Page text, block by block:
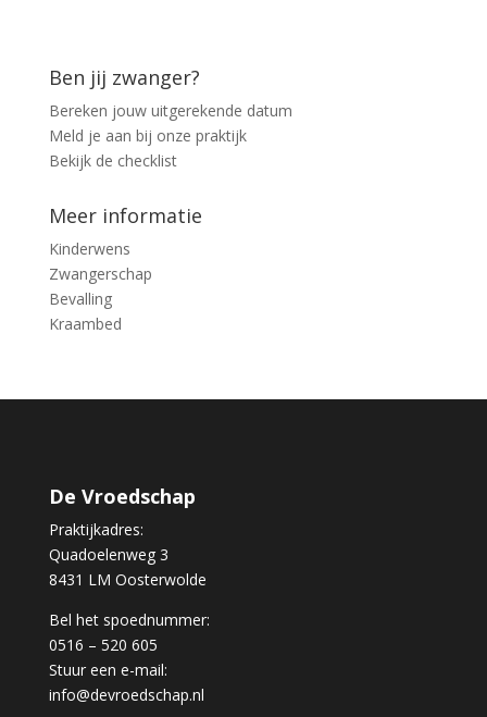
Ben jij zwanger?
Bereken jouw uitgerekende datum
Meld je aan bij onze praktijk
Bekijk de checklist
Meer informatie
Kinderwens
Zwangerschap
Bevalling
Kraambed
De Vroedschap
Praktijkadres:
Quadoelenweg 3
8431 LM Oosterwolde
Bel het spoednummer:
0516 – 520 605
Stuur een e-mail:
info@devroedschap.nl